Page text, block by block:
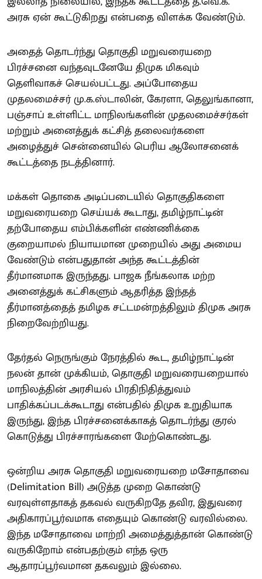
அரசு ஏன் கூட்டுகிறது என்பதை விளக்க வேண்டும்.
அதைத் தொடர்ந்து தொகுதி மறுவரையறை
பிரச்சனை வந்தவுடனேயே திமுக மிகவும்
தெளிவாகச் செயல்பட்டது. அப்போதைய
முதலமைச்சர் மு.க.ஸ்டாலின், கேரளா, தெலுங்கானா,
பஞ்சாப் உள்ளிட்ட மாநிலங்களின் முதலமைச்சர்கள்
மற்றும் அனைத்துக் கட்சித் தலைவர்களை
அழைத்துச் சென்னையில் பெரிய ஆலோசனைக்
கூட்டத்தை நடத்தினார்.
மக்கள் தொகை அடிப்படையில் தொகுதிகளை
மறுவரையறை செய்யக் கூடாது, தமிழ்நாட்டின்
தற்போதைய எம்பிக்களின் எண்ணிக்கை
குறையாமல் நியாயமான முறையில் அது அமைய
வேண்டும் என்பதுதான் அந்த கூட்டத்தின்
தீர்மானமாக இருந்தது. பாஜக நீங்கலாக மற்ற
அனைத்துக் கட்சிகளும் ஆதரித்த இந்தத்
தீர்மானத்தைத் தமிழக சட்டமன்றத்திலும் திமுக அரசு
நிறைவேற்றியது.
தேர்தல் நெருங்கும் நேரத்தில் கூட, தமிழ்நாட்டின்
நலன் தான் முக்கியம், தொகுதி மறுவரையறையால்
மாநிலத்தின் அரசியல் பிரதிநிதித்துவம்
பாதிக்கப்படக்கூடாது என்பதில் திமுக உறுதியாக
இருந்து, இந்த பிரச்சனைக்காகத் தொடர்ந்து குரல்
கொடுத்து பிரச்சாரங்களை மேற்கொண்டது.
ஒன்றிய அரசு தொகுதி மறுவரையறை மசோதாவை
(Delimitation Bill) அடுத்த முறை கொண்டு
வரவுள்ளதாகத் தகவல் வருகிறதே தவிர, இதுவரை
அதிகாரப்பூர்வமாக எதையும் கொண்டு வரவில்லை.
இந்த மசோதாவை மாற்றி அமைத்துத்தான் கொண்டு
வருகிறோம் என்பதற்கும் எந்த ஒரு
ஆதாரப்பூர்வமான தகவலும் இல்லை.